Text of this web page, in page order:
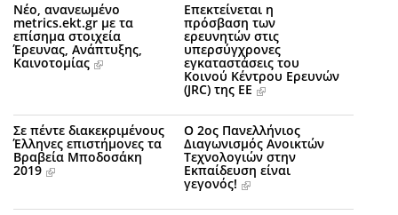
Νέο, ανανεωμένο
metrics.ekt.gr με τα
επίσημα στοιχεία
Έρευνας, Aνάπτυξης,
Καινοτομίας
Επεκτείνεται η
πρόσβαση των
ερευνητών στις
υπερσύγχρονες
εγκαταστάσεις του
Κοινού Κέντρου Ερευνών
(JRC) της ΕΕ
Σε πέντε διακεκριμένους
Έλληνες επιστήμονες τα
Βραβεία Μποδοσάκη
2019
Ο 2ος Πανελλήνιος
Διαγωνισμός Ανοικτών
Τεχνολογιών στην
Εκπαίδευση είναι
γεγονός!